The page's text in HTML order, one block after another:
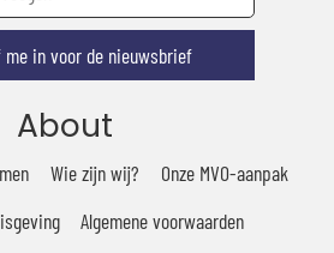
in voor de nieuwsbrief
About
Wie zijn wij?
Onze MVO-aanpak
Algemene voorwaarden